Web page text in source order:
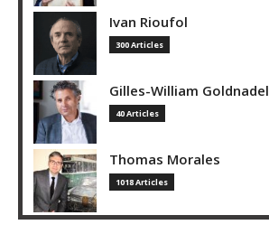
Ivan Rioufol
300 Articles
Gilles-William Goldnadel
40 Articles
Thomas Morales
1018 Articles